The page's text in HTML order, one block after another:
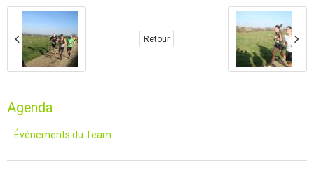
Retour
Agenda
Événements du Team